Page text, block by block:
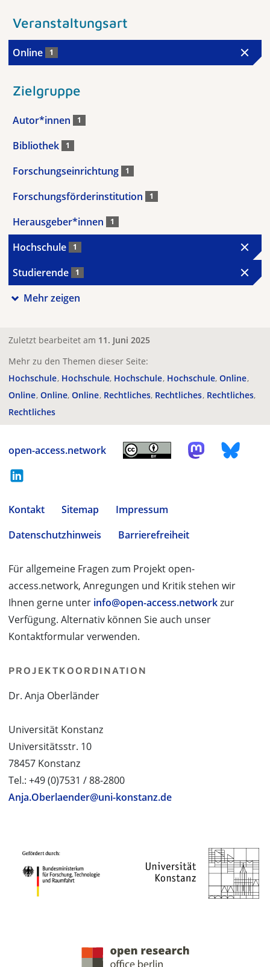
Veranstaltungsart
Online 1
Zielgruppe
Autor*innen 1
Bibliothek 1
Forschungseinrichtung 1
Forschungsförderinstitution 1
Herausgeber*innen 1
Hochschule 1
Studierende 1
Mehr zeigen
Zuletzt bearbeitet am 11. Juni 2025
Mehr zu den Themen dieser Seite:
Hochschule Hochschule Hochschule Hochschule Online
Online Online Online Rechtliches Rechtliches Rechtliches
Rechtliches
open-access.network
Kontakt Sitemap
Impressum
Datenschutzhinweis
Barrierefreiheit
Für allgemeine Fragen zum Projekt open-
access.network, Anregungen und Kritik stehen wir
Ihnen gerne unter info@open-access.networkzur
Verfügung. Alternativ können Sie auch unser
Kontaktformular verwenden.
PROJEKTKOORDINATION
Dr. Anja Oberländer
Universität Konstanz
Universitätsstr. 10
78457 Konstanz
Tel.: +49 (0)7531 / 88-2800
Anja.Oberlaender@uni-konstanz.de